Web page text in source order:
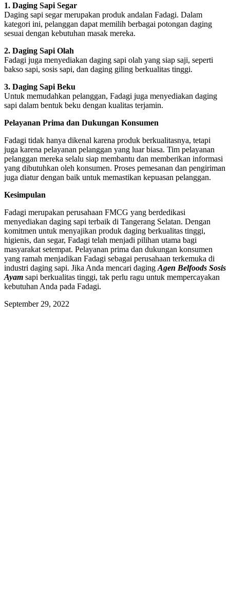
1. Daging Sapi Segar
Daging sapi segar merupakan produk andalan Fadagi. Dalam
kategori ini, pelanggan dapat memilih berbagai potongan daging
sesuai dengan kebutuhan masak mereka.
2. Daging Sapi Olah
Fadagi juga menyediakan daging sapi olah yang siap saji, seperti
bakso sapi, sosis sapi, dan daging giling berkualitas tinggi.
3. Daging Sapi Beku
Untuk memudahkan pelanggan, Fadagi juga menyediakan daging
sapi dalam bentuk beku dengan kualitas terjamin.
Pelayanan Prima dan Dukungan Konsumen
Fadagi tidak hanya dikenal karena produk berkualitasnya, tetapi
juga karena pelayanan pelanggan yang luar biasa. Tim pelayanan
pelanggan mereka selalu siap membantu dan memberikan informasi
yang dibutuhkan oleh konsumen. Proses pemesanan dan pengiriman
juga diatur dengan baik untuk memastikan kepuasan pelanggan.
Kesimpulan
Fadagi merupakan perusahaan FMCG yang berdedikasi
menyediakan daging sapi terbaik di Tangerang Selatan. Dengan
komitmen untuk menyajikan produk daging berkualitas tinggi,
higienis, dan segar, Fadagi telah menjadi pilihan utama bagi
masyarakat setempat. Pelayanan prima dan dukungan konsumen
yang ramah menjadikan Fadagi sebagai perusahaan terkemuka di
industri daging sapi. Jika Anda mencari daging Agen Belfoods Sosis
Ayam sapi berkualitas tinggi, tak perlu ragu untuk mempercayakan
kebutuhan Anda pada Fadagi.
September 29, 2022